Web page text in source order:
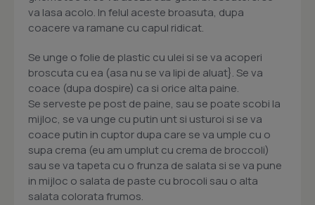
va lasa acolo. In felul aceste broasuta, dupa
coacere va ramane cu capul ridicat.
Se unge o folie de plastic cu ulei si se va acoperi
broscuta cu ea (asa nu se va lipi de aluat}. Se va
coace (dupa dospire) ca si orice alta paine.
Se serveste pe post de paine, sau se poate scobi la
mijloc, se va unge cu putin unt si usturoi si se va
coace putin in cuptor dupa care se va umple cu o
supa crema (eu am umplut cu crema de broccoli)
sau se va tapeta cu o frunza de salata si se va pune
in mijloc o salata de paste cu brocoli sau o alta
salata colorata frumos.